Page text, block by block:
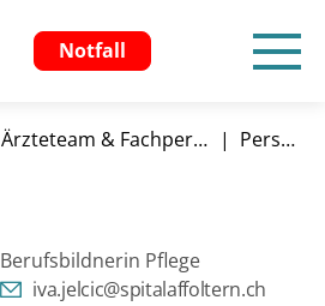
Notfall
Ärzteteam & Fachpersonen Person
Berufsbildnerin Pflege
iva.jelcic@spitalaffoltern.ch